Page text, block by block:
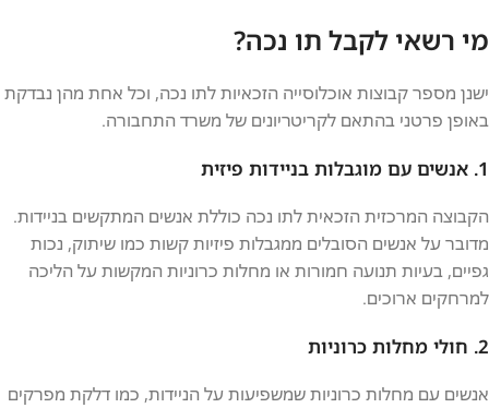
מי רשאי לקבל תו נכה?
ישנן מספר קבוצות אוכלוסייה הזכאיות לתו נכה, וכל אחת מהן נבדקת
באופן פרטני בהתאם לקריטריונים של משרד התחבורה.
1. אנשים עם מוגבלות בניידות פיזית
הקבוצה המרכזית הזכאית לתו נכה כוללת אנשים המתקשים בניידות.
מדובר על אנשים הסובלים ממגבלות פיזיות קשות כמו שיתוק, נכות
גפיים, בעיות תנועה חמורות או מחלות כרוניות המקשות על הליכה
למרחקים ארוכים.
2. חולי מחלות כרוניות
אנשים עם מחלות כרוניות שמשפיעות על הניידות, כמו דלקת מפרקים